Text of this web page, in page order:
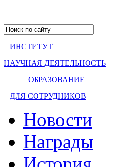
ИНСТИТУТ
НАУЧНАЯ ДЕЯТЕЛЬНОСТЬ
ОБРАЗОВАНИЕ
ДЛЯ СОТРУДНИКОВ
Новости
Награды